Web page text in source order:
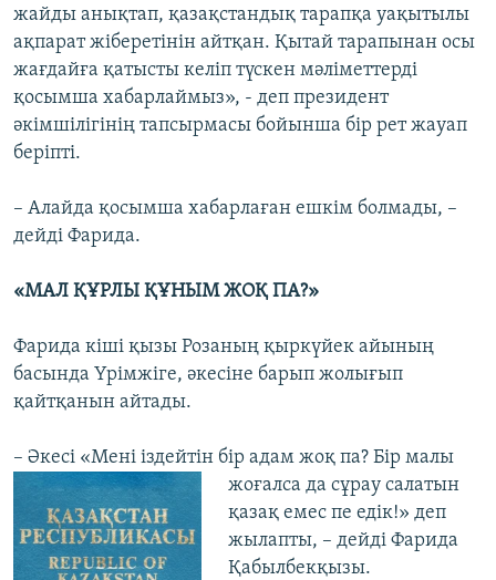
жайды анықтап, қазақстандық тарапқа уақытылы
ақпарат жіберетінін айтқан. Қытай тарапынан осы
жағдайға қатысты келіп түскен мәліметтерді
қосымша хабарлаймыз», - деп президент
әкімшілігінің тапсырмасы бойынша бір рет жауап
беріпті.
– Алайда қосымша хабарлаған ешкім болмады, –
дейді Фарида.
«МАЛ ҚҰРЛЫ ҚҰНЫМ ЖОҚ ПА?»
Фарида кіші қызы Розаның қыркүйек айының
басында Үрімжіге, әкесіне барып жолығып
қайтқанын айтады.
– Әкесі «Мені іздейтін бір адам жоқ па? Бір малы
жоғалса да сұрау салатын
қазақ емес пе едік!» деп
жылапты, – дейді Фарида
Қабылбекқызы.